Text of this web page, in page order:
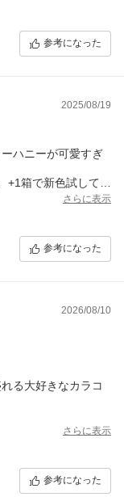
確実に。
参考になった
2025/08/19
ハニーが可愛すぎ
箱で新色試してみ
ラコンが見つかり
で追加購入しま
さらに表示
参考になった
2026/08/10
る大好きなカラコ
さらに表示
参考になった